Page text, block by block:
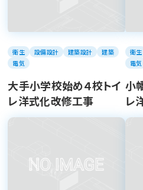
衛生 設備設計 建築設計
建築
電気
大手小学校始め４校トイ
レ洋式化改修工事
衛生
電気
小
レ